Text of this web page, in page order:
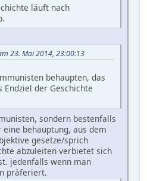
läuft nach
23. Mai 2014, 23:00:13
behaupten, das
der Geschichte
sondern bestenfalls
behauptung, aus dem
gesetze/sprich
abzuleiten verbietet sich
jedenfalls wenn man
präferiert.